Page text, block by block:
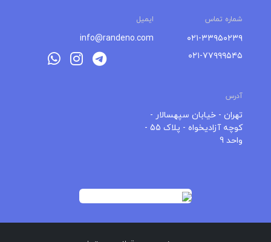
شماره تماس ایمیل
۰۲۱-۳۳۹۵۰۲۳۹
۰۲۱-۷۷۹۹۹۵۴۵
info@randeno.com
آدرس
تهران - خیابان سپهسالار -
کوچه آزادیخواه - پلاک 55 -
واحد 9